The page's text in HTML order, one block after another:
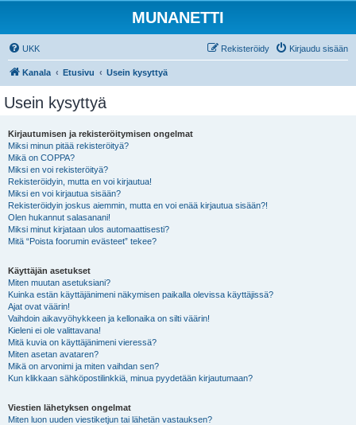
MUNANETTI
UKK Kirjaudu sisään
Rekisteröidy
Kanala Etusivu Usein kysyttyä
Usein kysyttyä
Kirjautumisen ja rekisteröitymisen ongelmat
Miksi minun pitää rekisteröityä?
Mikä on COPPA?
Miksi en voi rekisteröityä?
Rekisteröidyin, mutta en voi kirjautua!
Miksi en voi kirjautua sisään?
Rekisteröidyin joskus aiemmin, mutta en voi enää kirjautua sisään?!
Olen hukannut salasanani!
Miksi minut kirjataan ulos automaattisesti?
Mitä “Poista foorumin evästeet” tekee?
Käyttäjän asetukset
Miten muutan asetuksiani?
Kuinka estän käyttäjänimeni näkymisen paikalla olevissa käyttäjissä?
Ajat ovat väärin!
Vaihdoin aikavyöhykkeen ja kellonaika on silti väärin!
Kieleni ei ole valittavana!
Mitä kuvia on käyttäjänimeni vieressä?
Miten asetan avataren?
Mikä on arvonimi ja miten vaihdan sen?
Kun klikkaan sähköpostilinkkiä, minua pyydetään kirjautumaan?
Viestien lähetyksen ongelmat
Miten luon uuden viestiketjun tai lähetän vastauksen?